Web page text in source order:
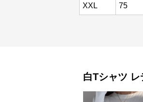
XXL 75
白Tシャツ